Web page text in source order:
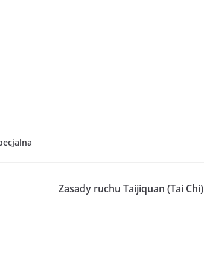
Zasady ruchu Taijiquan (Tai Chi)